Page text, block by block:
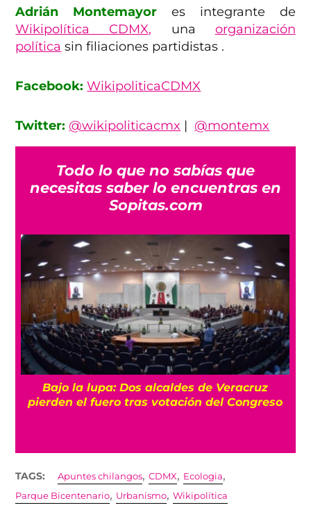
Adrián Montemayor es integrante de
Wikipolítica CDMX, una organización
política sin filiaciones partidistas .
Facebook: WikipoliticaCDMX
Twitter: @wikipoliticacmx | @montemx
Todo lo que no sabías que
necesitas saber lo encuentras en
Sopitas.com
Bajo la lupa: Dos alcaldes de Veracruz
pierden el fuero tras votación del Congreso
TAGS: Apuntes chilangos,CDMX, Ecologia,
Parque Bicentenario, Urbanismo,Wikipolítica